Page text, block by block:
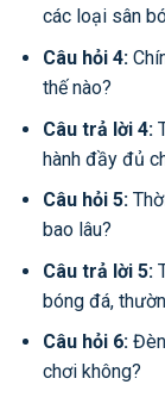
các loại sân
Câu hỏi 4:
thế nào?
Câu trả lời 4:
hành đầy đủ
Câu hỏi 5:
bao lâu?
Câu trả lời 5:
bóng đá,
Câu hỏi 6:Đèn
chơi không?